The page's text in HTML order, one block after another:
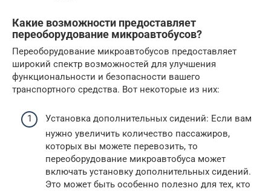
Какие возможности предоставляет
переоборудование микроавтобусов?
Переоборудование микроавтобусов предоставляет
широкий спектр возможностей для улучшения
функциональности и безопасности вашего
транспортного средства. Вот некоторые из них:
Установка дополнительных сидений: Если вам
нужно увеличить количество пассажиров,
которых вы можете перевозить, то
переоборудование микроавтобуса может
включать установку дополнительных сидений.
Это может быть особенно полезно для тех, кто